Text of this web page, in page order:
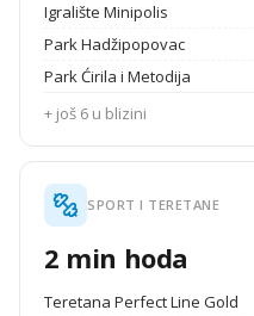
Igralište Minipolis
Park Hadžipopovac
Park Ćirila i Metodija
+ još 6 u blizini
SPORT I TERETANE
2 min hoda
Teretana Perfect Line Gold